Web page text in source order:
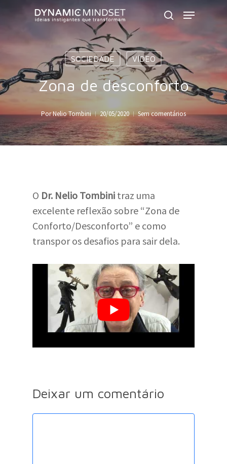
main
search
Menu
SOCIEDADE VÍDEO
Zona de desconforto
PorNelio Tombini 20/05/2020 Sem comentários
O Dr. Nelio Tombini traz uma
excelente reflexão sobre “Zona de
Conforto/Desconforto” e como
transpor os desafios para sair dela.
Deixar um comentário
Menu